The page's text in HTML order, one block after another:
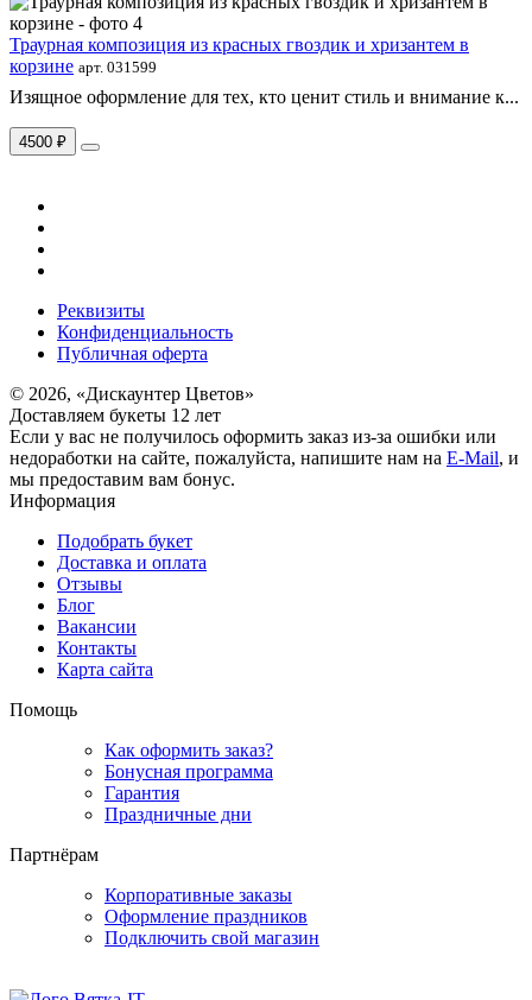
Траурная композиция из красных гвоздик и хризантем в
корзине арт. 031599
Изящное оформление для тех, кто ценит стиль и внимание к...
4500 ₽
Реквизиты
Конфиденциальность
Публичная оферта
© 2026, «Дискаунтер Цветов»
Доставляем букеты 12 лет
Если у вас не получилось оформить заказ из-за ошибки или
недоработки на сайте, пожалуйста, напишите нам на E-Mail, и
мы предоставим вам бонус.
Информация
Подобрать букет
Доставка и оплата
Отзывы
Блог
Вакансии
Контакты
Карта сайта
Помощь
Как оформить заказ?
Бонусная программа
Гарантия
Праздничные дни
Партнёрам
Корпоративные заказы
Оформление праздников
Подключить свой магазин